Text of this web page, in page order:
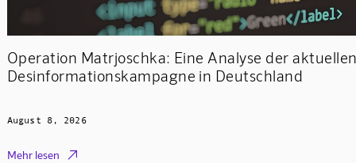
Operation Matrjoschka: Eine Analyse der
Desinformationskampagne in Deutschland
August 8, 2026
Mehr lesen 